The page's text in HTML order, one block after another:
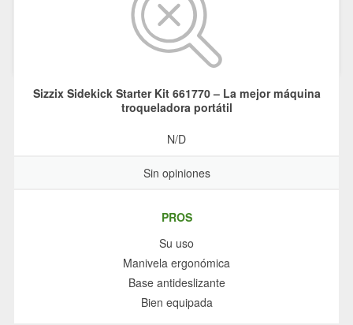
Sizzix Sidekick Starter Kit 661770 – La mejor máquina
troqueladora portátil
N/D
Sin opiniones
PROS
Su uso
Manivela ergonómica
Base antideslizante
Bien equipada